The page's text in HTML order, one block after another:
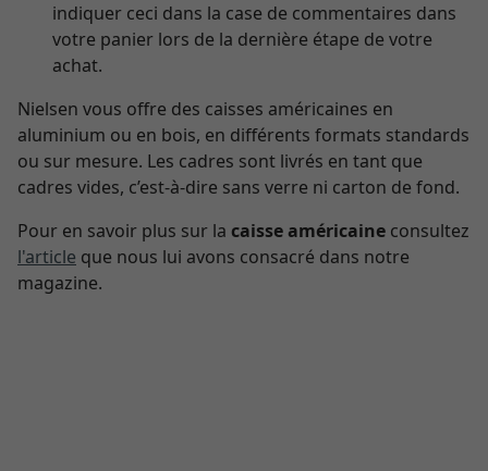
indiquer ceci dans la case de commentaires dans
votre panier lors de la dernière étape de votre
achat.
Nielsen vous offre des caisses américaines en
aluminium ou en bois, en différents formats standards
ou sur mesure. Les cadres sont livrés en tant que
cadres vides, c’est-à-dire sans verre ni carton de fond.
Pour en savoir plus sur la caisse américaine consultez
l'article que nous lui avons consacré dans notre
magazine.